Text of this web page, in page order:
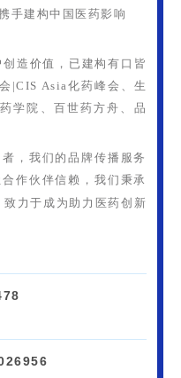
手建构中国医药影响
造价值，已建构有口皆
|CIS Asia化药峰会、生
学院、百世药方舟、品
，我们的品牌传播服务
作伙伴信赖，我们秉承
力于成为助力医药创新